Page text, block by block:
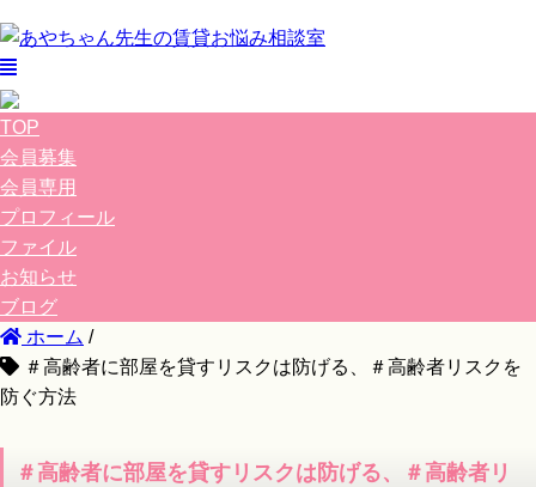
TOP
会員募集
会員専用
プロフィール
ファイル
お知らせ
ブログ
ホーム /
＃高齢者に部屋を貸すリスクは防げる、＃高齢者リスクを
防ぐ方法
＃高齢者に部屋を貸すリスクは防げる、＃高齢者リ